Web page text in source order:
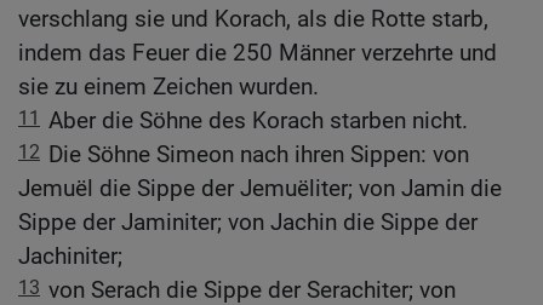
verschlang sie und Korach, als die Rotte starb,
indem das Feuer die 250 Männer verzehrte und
sie zu einem Zeichen wurden.
11 Aber die Söhne des Korach starben nicht.
12 Die Söhne Simeon nach ihren Sippen: von
Jemuël die Sippe der Jemuëliter; von Jamin die
Sippe der Jaminiter; von Jachin die Sippe der
Jachiniter;
13 von Serach die Sippe der Serachiter; von